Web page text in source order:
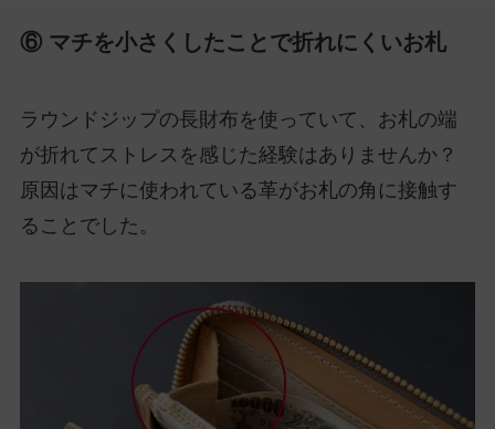
⑥ マチを小さくしたことで折れにくいお札
ラウンドジップの長財布を使っていて、お札の端
が折れてストレスを感じた経験はありませんか？
原因はマチに使われている革がお札の角に接触す
ることでした。